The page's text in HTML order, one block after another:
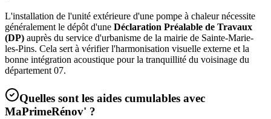
L'installation de l'unité extérieure d'une pompe à chaleur nécessite
généralement le dépôt d'une Déclaration Préalable de Travaux
(DP) auprès du service d'urbanisme de la mairie de Sainte-Marie-
les-Pins. Cela sert à vérifier l'harmonisation visuelle externe et la
bonne intégration acoustique pour la tranquillité du voisinage du
département07.
Quelles sont les aides cumulables avec
MaPrimeRénov' ?